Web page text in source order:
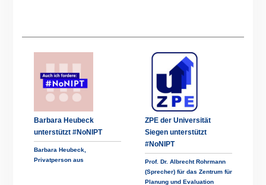
Barbara Heubeck
unterstützt #NoNIPT
Barbara Heubeck,
Privatperson aus
ZPE der Universität
Siegen unterstützt
#NoNIPT
Prof. Dr. Albrecht Rohrmann
(Sprecher) für das Zentrum für
Planung und Evaluation